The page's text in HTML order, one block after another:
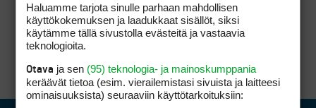
tuottamasta.
Haluamme tarjota sinulle parhaan mahdollisen
käyttökokemuksen ja laadukkaat sisällöt, siksi
käytämme tällä sivustolla evästeitä ja vastaavia
teknologioita.
Otava ja sen (95) teknologia- ja mainoskumppania
keräävät tietoa (esim. vierailemis­tasi sivuista ja laitteesi
ominaisuuk­sista) seuraaviin käyttötarkoituksiin: